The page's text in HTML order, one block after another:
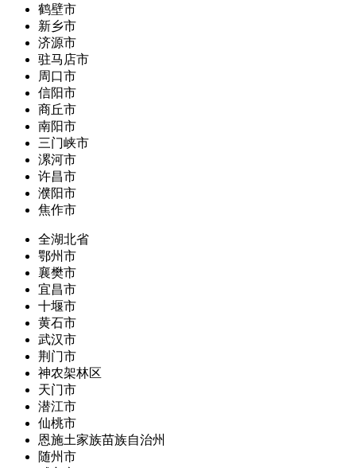
鹤壁市
新乡市
济源市
驻马店市
周口市
信阳市
商丘市
南阳市
三门峡市
漯河市
许昌市
濮阳市
焦作市
全湖北省
鄂州市
襄樊市
宜昌市
十堰市
黄石市
武汉市
荆门市
神农架林区
天门市
潜江市
仙桃市
恩施土家族苗族自治州
随州市